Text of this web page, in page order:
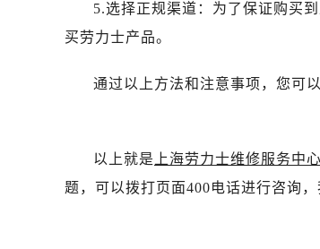
5.选择正规渠道：为了保证购买
买劳力士产品。
通过以上方法和注意事项，您可
以上就是 上海劳力士维修服务中心
题，可以拨打页面400电话进行咨询